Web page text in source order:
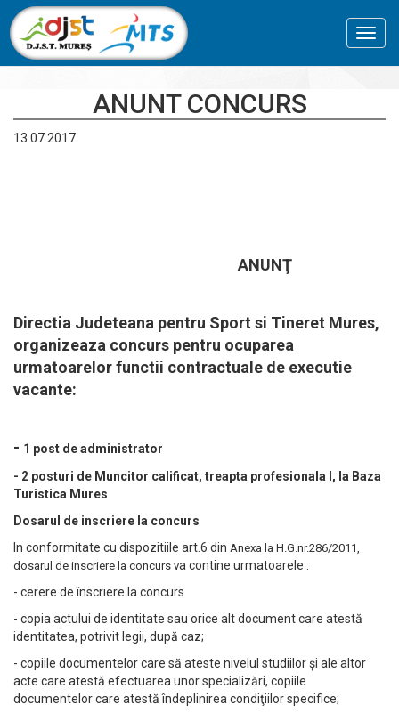
ANUNT CONCURS
13.07.2017
ANUNŢ
Directia Judeteana pentru Sport si Tineret Mures,
organizeaza concurs pentru ocuparea
urmatoarelor functii contractuale de executie
vacante:
- 1 post de administrator
- 2 posturi de Muncitor calificat, treapta profesionala I, la Baza
Turistica Mures
Dosarul de inscriere la concurs
In conformitate cu dispozitiile art.6 din Anexa la H.G.nr.286/2011,
dosarul de inscriere la concurs va contine urmatoarele :
- cerere de înscriere la concurs
- copia actului de identitate sau orice alt document care atestă
identitatea, potrivit legii, după caz;
- copiile documentelor care să ateste nivelul studiilor şi ale altor
acte care atestă efectuarea unor specializări, copiile
documentelor care atestă îndeplinirea condiţiilor specifice;